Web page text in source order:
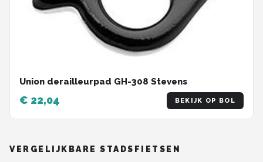
Union derailleurpad GH-308 Stevens
€ 22,04 BEKIJK OP BOL
VERGELIJKBARE STADSFIETSEN